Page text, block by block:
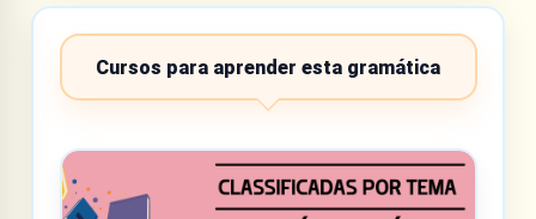
Cursos para aprender esta gramática